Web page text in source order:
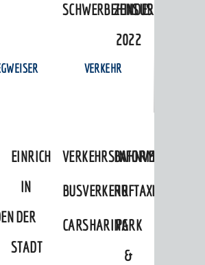
ZENSUS
2022
EINRICHTUNGEN
IN
DER
STADT
VERKEHR
VERKEHRSINFORMATIONEN
BAHNVERKEHR
BUSVERKEHRRUFTAXI
CARSHARINGPARK
&